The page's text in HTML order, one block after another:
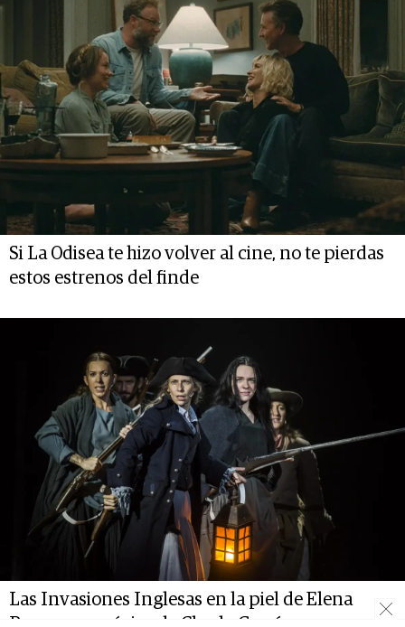
Si La Odisea te hizo volver al cine, no te pierdas
estos estrenos del finde
Las Invasiones Inglesas en la piel de Elena